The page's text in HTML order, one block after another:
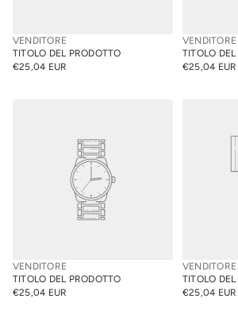
VENDITORE
TITOLO DEL PRODOTTO
PREZZO
€25,04 EUR
VENDITORE
TITOLO
PREZZO
€25,04 EUR
VENDITORE
TITOLO DEL PRODOTTO
PREZZO
€25,04 EUR
VENDITORE
TITOLO
PREZZO
€25,04 EUR